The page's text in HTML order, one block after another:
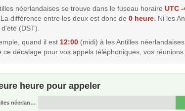
néerlandaises se trouve dans le fuseau horaire UTC -
différence entre les deux est donc de 0 heure . Ni les
(DST).
quand il est 12:00 (midi) à les Antilles
ce décalage pour vos appels téléphoniques, vos réunions
heure pour appeler
néerlandaises